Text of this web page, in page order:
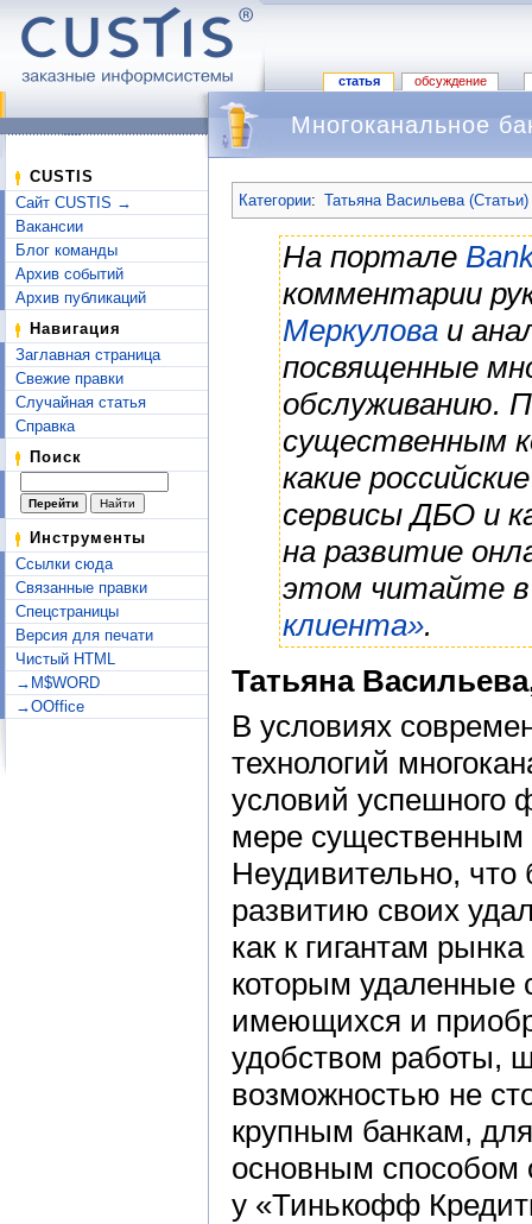
статья обсуждение
CUSTIS
Сайт CUSTIS →
Вакансии
Блог команды
Архив событий
Архив публикаций
Навигация
Заглавная страница
Свежие правки
Случайная статья
Справка
Поиск
Инструменты
Ссылки сюда
Связанные правки
Спецстраницы
Версия для печати
Чистый HTML
→M$WORD
→OOffice
Многоканальное
Категории: Татьяна Васильева (Статьи)
На портале
комментарии
Меркулова и
посвященные
обслуживанию.
существенным
какие
сервисы ДБО и
на развитие
этом читайте
клиента».
Татьяна
В условиях
технологий
условий успешного
мере
Неудивительно, что
развитию своих
как к гигантам
которым удаленные
имеющихся и
удобством работы,
возможностью не
крупным банкам,
основным способом
у «Тинькофф